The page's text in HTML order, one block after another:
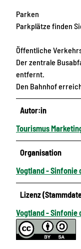
Parken
Parkplätze finden
Öffentliche
Der zentrale
entfernt.
Den Bahnhof
Autor:in
Tourismus
Organisation
Vogtland - Sinfonie
Lizenz
Vogtland - Sinfonie